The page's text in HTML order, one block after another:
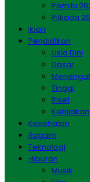
Pemilu
Pilkada
Iklan
Pendidikan
Usia Dini
Dasar
Tinggi
Riset
Kebijakan
Kesehatan
Ragam
Teknologi
Hiburan
Musik